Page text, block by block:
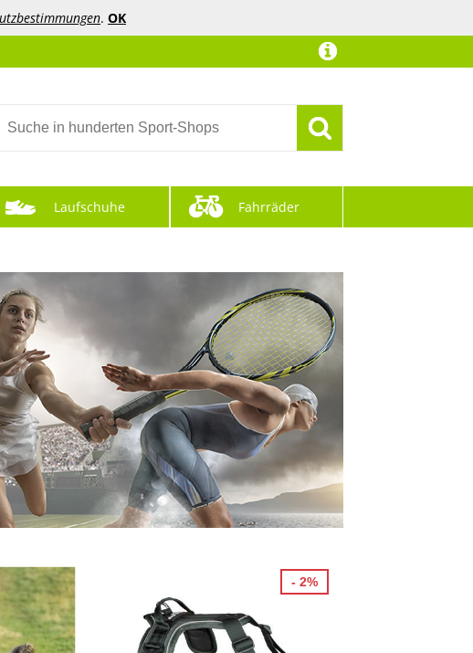
. OK
Laufschuhe Fahrräder
- 2%